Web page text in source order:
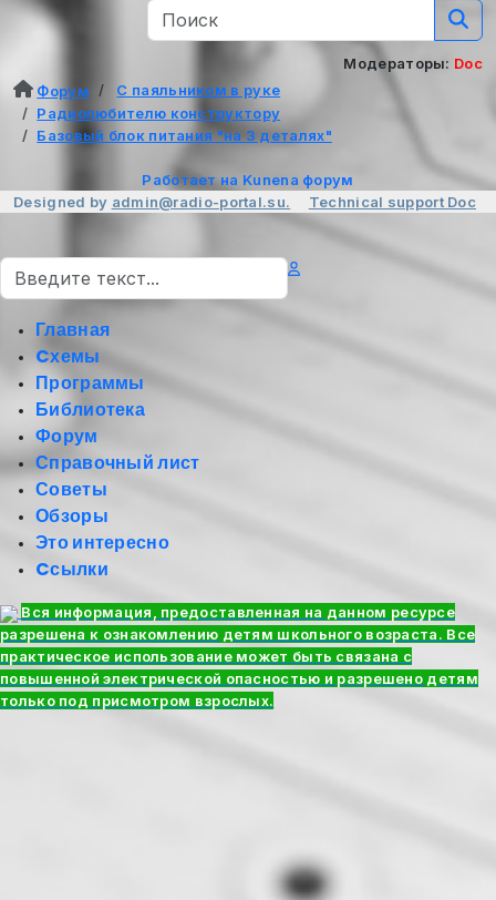
Модераторы: Doc
Форум
С паяльником в руке
Радиолюбителю конструктору
Базовый блок питания "на 3 деталях"
Работает на Kunena форум
Designed by admin@radio-portal.su. Technical support Doc
Поиск
Главная
Cхемы
Программы
Библиотека
Форум
Справочный лист
Советы
Обзоры
Это интересно
Cсылки
Вся информация, предоставленная на данном ресурсе
разрешена к ознакомлению детям школьного возраста. Все
практическое использование может быть связана с
повышенной электрической опасностью и разрешено детям
только под присмотром взрослых.